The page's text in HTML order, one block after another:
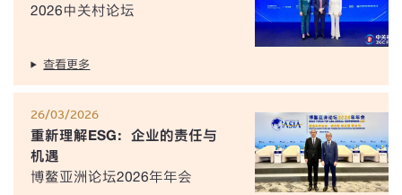
2026中关村论坛
查看更多
26/03/2026
重新理解ESG：企业的责任与
机遇
博鳌亚洲论坛2026年年会